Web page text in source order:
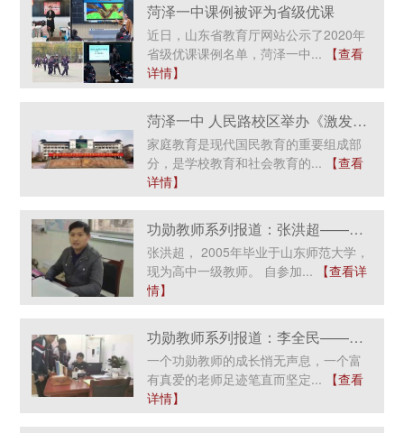
菏泽一中课例被评为省级优课
近日，山东省教育厅网站公示了2020年
省级优课课例名单，菏泽一中...
【查看
详情】
菏泽一中 人民路校区举办《激发孩子内在驱动力——如何帮助孩子注入持久学习力》的专题培训
家庭教育是现代国民教育的重要组成部
分，是学校教育和社会教育的...
【查看
详情】
功勋教师系列报道：张洪超——春风化雨知心暖，甘洒热血育英才
张洪超， 2005年毕业于山东师范大学，
现为高中一级教师。 自参加...
【查看详
情】
功勋教师系列报道：李全民——大爱无言，润物无声
一个功勋教师的成长悄无声息，一个富
有真爱的老师足迹笔直而坚定...
【查看
详情】